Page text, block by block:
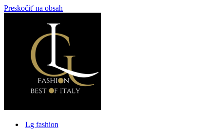
Preskočiť na obsah
Lg fashion